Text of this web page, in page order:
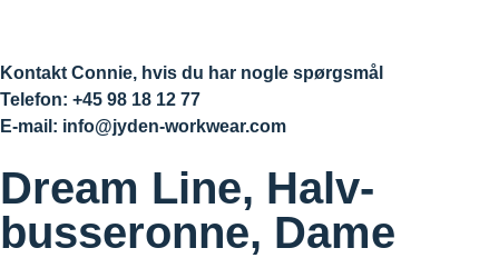
Kontakt Connie, hvis du har nogle spørgsmål
Telefon: +45 98 18 12 77
E-mail: info@jyden-workwear.com
Dream Line, Halv-
busseronne, Dame